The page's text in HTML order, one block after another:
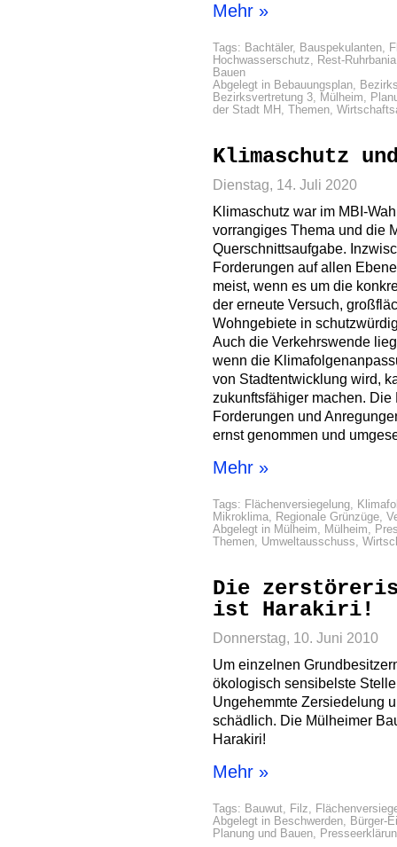
Mehr »
Tags: Bachtäler, Bauspekulanten,
Hochwasserschutz, Rest-Ruhrbania
Bauen
Abgelegt in Bebauungsplan,
Bezirksvertretung 3, Mülheim,
der Stadt MH , Themen,
Klimaschutz
Dienstag, 14. Juli 2020
Klimaschutz war im MBI-
vorrangiges Thema und die
Querschnittsaufgabe.
Forderungen auf allen
meist, wenn es um die
der erneute Versuch,
Wohngebiete in
Auch die Verkehrswende
wenn die
von Stadtentwicklung wird,
zukunftsfähiger machen.
Forderungen und
ernst genommen und
Mehr »
Tags: Flächenversiegelung,
Mikroklima, Regionale Grünzüge,
Abgelegt in Mülheim, Mülheim,
Themen, Umweltausschuss,
Die
ist Harakiri!
Donnerstag, 10. Juni 2010
Um einzelnen
ökologisch sensibelste
Ungehemmte Zersiedelung
schädlich. Die Mülheimer
Harakiri!
Mehr »
Tags: Bauwut, Filz,
Abgelegt in Beschwerden, Bürger-
Planung und Bauen,